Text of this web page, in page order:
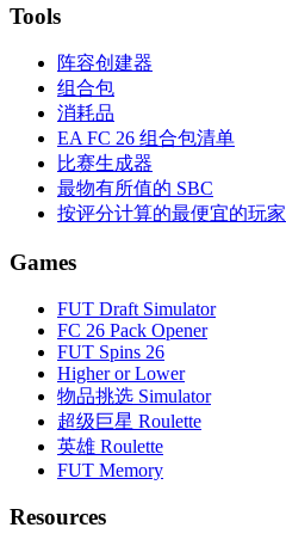
Tools
阵容创建器
组合包
消耗品
EA FC 26 组合包清单
比赛生成器
最物有所值的 SBC
按评分计算的最便宜的玩家
Games
FUT Draft Simulator
FC 26 Pack Opener
FUT Spins 26
Higher or Lower
物品挑选 Simulator
超级巨星 Roulette
英雄 Roulette
FUT Memory
Resources